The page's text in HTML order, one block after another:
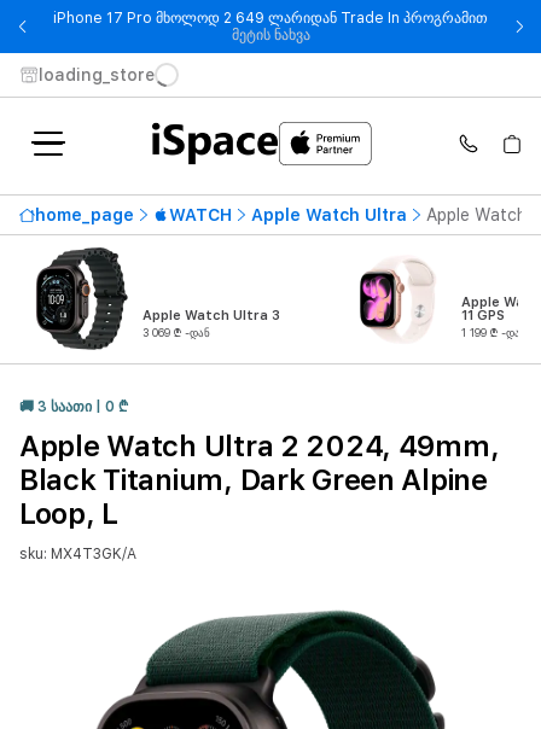
iPhone 17 Pro მხოლოდ 2 649 ლარიდან Trade In პროგრამით
მეტის ნახვა- iPhone 17 Pro მხოლოდ 2 649
loading_store
home_page WATCH Apple Watch Ultra Apple Watch
Apple Watch Ultra 3
3 069 ₾ -დან
Apple
11 GPS
1 199 ₾ -დან
🚚 3 ᲡᲐᲐᲗᲘ | 0 ₾
Apple Watch Ultra 2 2024, 49mm,
Black Titanium, Dark Green Alpine
Loop, L
sku: MX4T3GK/A